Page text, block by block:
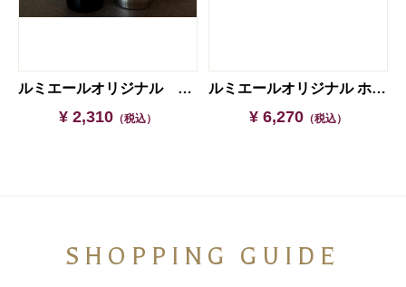
ルミエールオリジナル ホットワイン＆サーモス真空断熱カップ
¥ 2,310 （税込）
ルミエールオリジナル ホットワイン（6本セット）
¥ 6,270 （税込）
SHOPPING GUIDE